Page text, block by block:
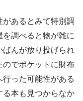
あるとみて特別調
調べると物が雑に
ばんが放り投げられ
のでポケットに財布
った可能性がある
る本も見つからなか